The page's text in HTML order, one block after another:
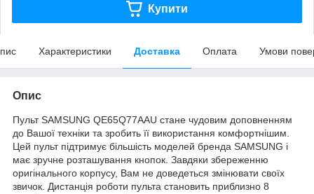
Купити
Характеристики Доставка Оплата Умови
Опис
Пульт SAMSUNG QE65Q77AAU стане чудовим доповненням
до Вашої техніки та зробить її використання комфортнішим.
Цей пульт підтримує більшість моделей бренда SAMSUNG і
має зручне розташування кнопок. Завдяки збереженню
оригінального корпусу, Вам не доведеться змінювати своїх
звичок. Дистанція роботи пульта становить приблизно 8